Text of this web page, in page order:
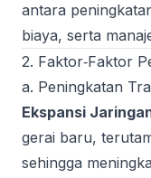
antara
biaya, serta
2. Faktor‑Faktor
a. Peningkatan
Ekspansi
gerai baru,
sehingga